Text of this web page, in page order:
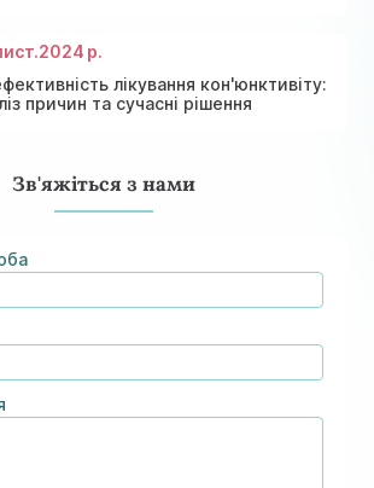
2024 р.
лікування кон'юнктивіту:
причин та сучасні рішення
Зв'яжіться з нами